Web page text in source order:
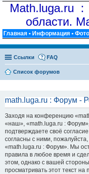
Math.luga.ru :
области.
Главная • Информация •
Ссылки FAQ
Список форумов
math.luga.ru : Форум -
Заходя на конференцию
«наш», «math.luga.ru :
подтверждаете своё
согласны с ними,
«math.luga.ru : Форум». Мы
правила в любое время и
этом, однако с вашей
просматривать этот текст